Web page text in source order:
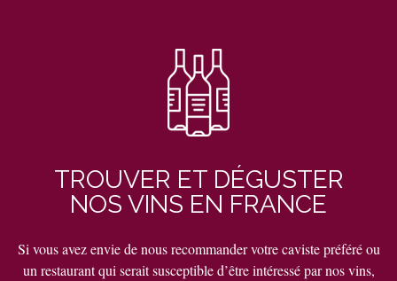
TROUVER ET DÉGUSTER
NOS VINS EN FRANCE
Si vous avez envie de nous recommander votre caviste préféré ou
un restaurant qui serait susceptible d’être intéressé par nos vins,